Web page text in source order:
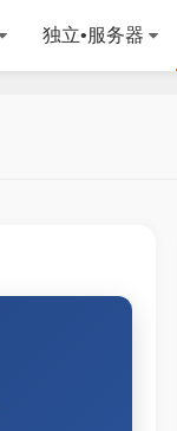
独立•服务器